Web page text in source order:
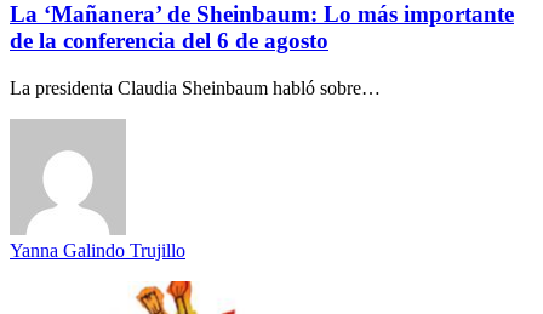
La ‘Mañanera’ de Sheinbaum: Lo más importante
de la conferencia del 6 de agosto
La presidenta Claudia Sheinbaum habló sobre…
Yanna Galindo Trujillo